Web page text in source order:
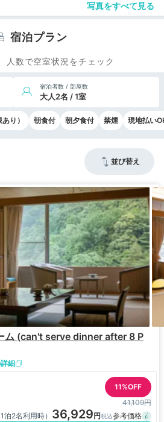
写真をすべて見る
宿泊プラン
人数で空室状況をチェック
宿泊者数 / 部屋数
大人2名 / 1室
り） 朝食付 朝夕食付 禁煙 現地払い
並び替え
ム (can't serve dinner after 8 P
細
11%OFF
41,109円
泊2名利用時） 36,929